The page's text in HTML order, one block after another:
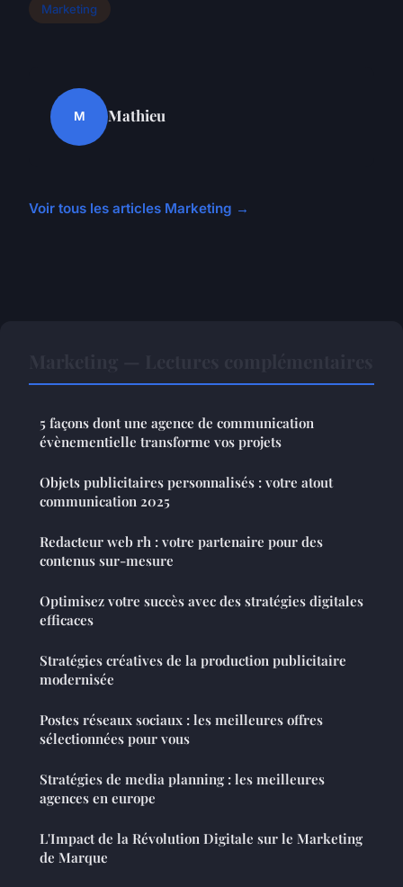
Marketing
M Mathieu
Voir tous les articles Marketing →
5 façons dont une agence de communication
évènementielle transforme vos projets
Objets publicitaires personnalisés : votre atout
communication 2025
Redacteur web rh : votre partenaire pour des
contenus sur-mesure
Optimisez votre succès avec des stratégies digitales
efficaces
Stratégies créatives de la production publicitaire
modernisée
Postes réseaux sociaux : les meilleures offres
sélectionnées pour vous
Stratégies de media planning : les meilleures
agences en europe
L'Impact de la Révolution Digitale sur le Marketing
de Marque